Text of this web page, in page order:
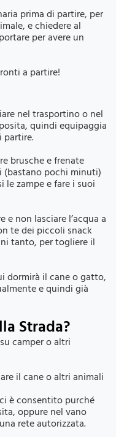
prima di partire, per
e chiedere al
per avere un
a partire!
nel trasportino o nel
quindi equipaggia
partire.
brusche e frenate
(bastano pochi minuti)
le zampe e fare i suoi
e non lasciare l’acqua a
te dei piccoli snack
tanto, per togliere il
dormirà il cane o gatto,
e quindi già
Strada?
camper o altri
il cane o altri animali
è consentito purché
oppure nel vano
rete autorizzata.